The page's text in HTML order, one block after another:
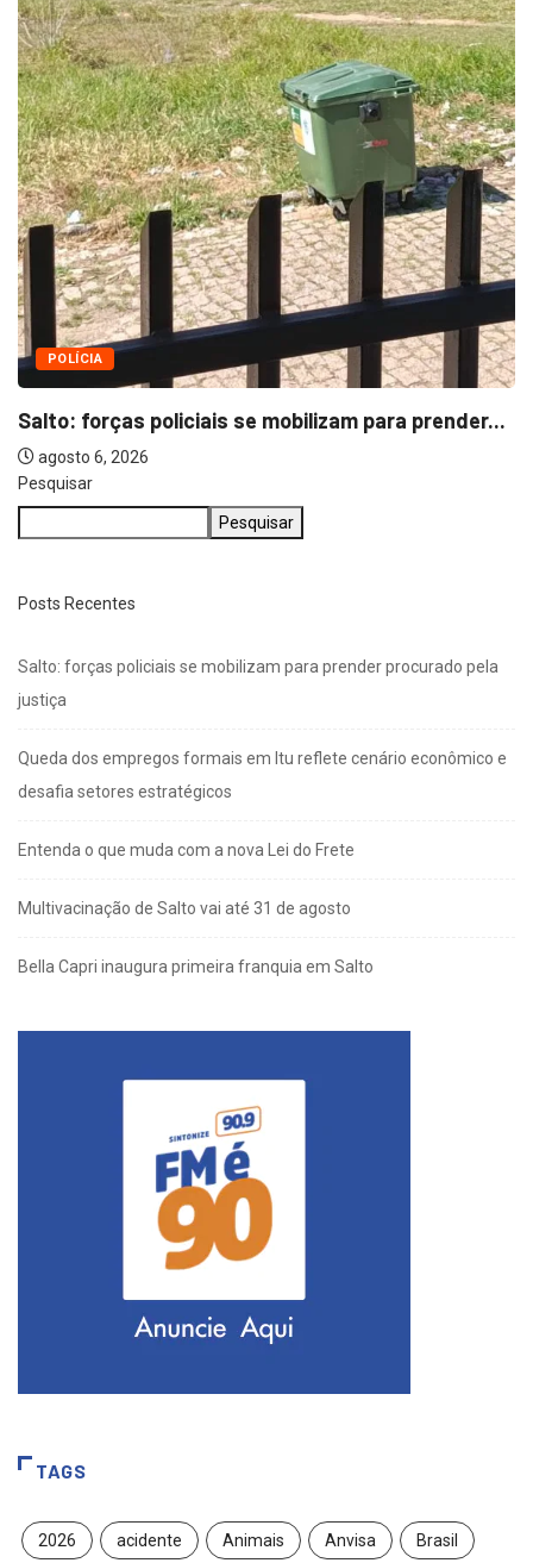
Pesquisar
Pesquisar
Posts Recentes
Salto: forças policiais se mobilizam para prender procurado pela
justiça
Queda dos empregos formais em Itu reflete cenário econômico e
desafia setores estratégicos
Entenda o que muda com a nova Lei do Frete
Multivacinação de Salto vai até 31 de agosto
Bella Capri inaugura primeira franquia em Salto
TAGS
2026 acidente Animais Anvisa Brasil